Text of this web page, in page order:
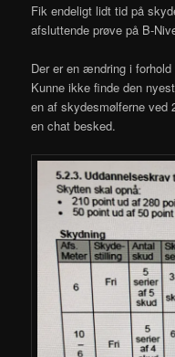
Fik endeligt lidt tid på
afsluttende prøve på B-
Der er en ændring i
Kunne ikke finde den
en af skydesmølferne ved
en chat besked.